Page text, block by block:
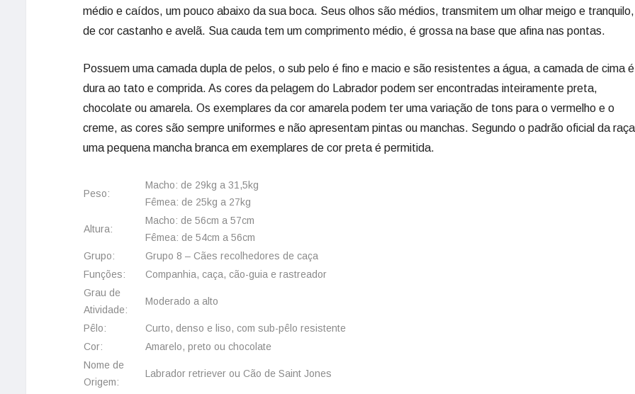
médio e caídos, um pouco abaixo da sua boca. Seus olhos são médios, transmitem um olhar meigo e tranquilo,
de cor castanho e avelã. Sua cauda tem um comprimento médio, é grossa na base que afina nas pontas.
Possuem uma camada dupla de pelos, o sub pelo é fino e macio e são resistentes a água, a camada de cima é
dura ao tato e comprida. As cores da pelagem do Labrador podem ser encontradas inteiramente preta,
chocolate ou amarela. Os exemplares da cor amarela podem ter uma variação de tons para o vermelho e o
creme, as cores são sempre uniformes e não apresentam pintas ou manchas. Segundo o padrão oficial da
uma pequena mancha branca em exemplares de cor preta é permitida.
Peso:
Macho: de 29kg a 31,5kg
Fêmea: de 25kg a 27kg
Altura:
Macho: de 56cm a 57cm
Fêmea: de 54cm a 56cm
Grupo:
Grupo 8 – Cães recolhedores de caça
Funções:
Companhia, caça, cão-guia e rastreador
Grau de
Atividade:
Moderado a alto
Pêlo:
Curto, denso e liso, com sub-pêlo resistente
Cor:
Amarelo, preto ou chocolate
Nome de
Origem:
Labrador retriever ou Cão de Saint Jones